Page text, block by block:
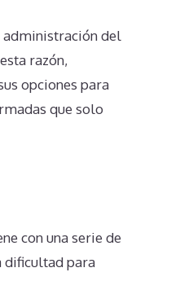
administración del
razón,
opciones para
que solo
con una serie de
dificultad para